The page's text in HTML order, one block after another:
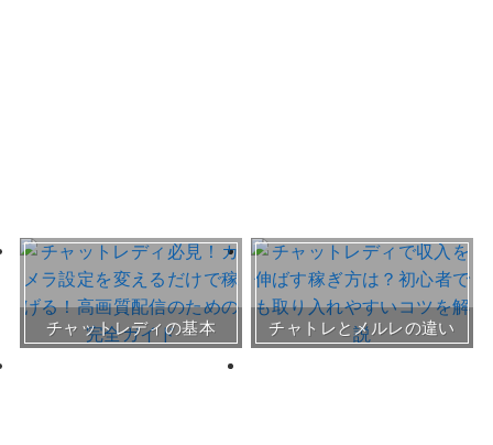
チャットレディの基本 チャトレとメルレの違い
おすすめチャトレ事務所＆
サイト
30～50代向けサイト